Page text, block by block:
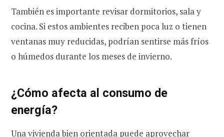
También es importante revisar dormitorios, sala y
cocina. Si estos ambientes reciben poca luz o tienen
ventanas muy reducidas, podrían sentirse más fríos
o húmedos durante los meses de invierno.
¿Cómo afecta al consumo de
energía?
Una vivienda bien orientada puede aprovechar